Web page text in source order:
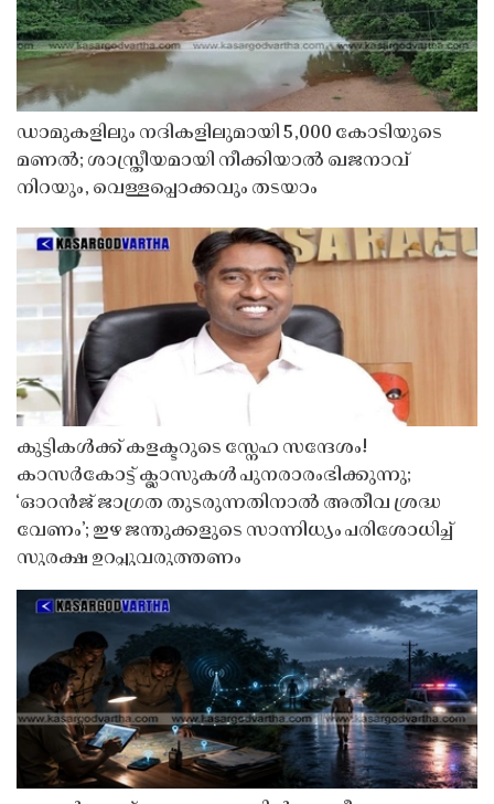
ഡാമുകളിലും നദികളിലുമായി 5,000 കോടിയുടെ
മണൽ; ശാസ്ത്രീയമായി നീക്കിയാൽ ഖജനാവ്
നിറയും, വെള്ളപ്പൊക്കവും തടയാം
കുട്ടികൾക്ക് കളക്ടറുടെ സ്നേഹ സന്ദേശം!
കാസർകോട്ട് ക്ലാസുകൾ പുനരാരംഭിക്കുന്നു;
‘ഓറൻജ് ജാഗ്രത തുടരുന്നതിനാൽ അതീവ ശ്രദ്ധ
വേണം’; ഇഴ ജന്തുക്കളുടെ സാന്നിധ്യം പരിശോധിച്ച്
സുരക്ഷ ഉറപ്പുവരുത്തണം